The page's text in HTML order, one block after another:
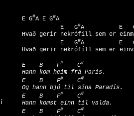
  E G
#A E G#A
             E   G
#A          E
Hvað gerir nekrófíll sem er
             E   G
#A          E
  E    B    F
#
    C
#
  Hann kom heim frá París.
  E    B    F
#
    C
#
  Og hann bjó til sína Paradís.
  E    B    F
#
    C
#
  Hann komst einn til valda.
  E    B    F
#
    C
#